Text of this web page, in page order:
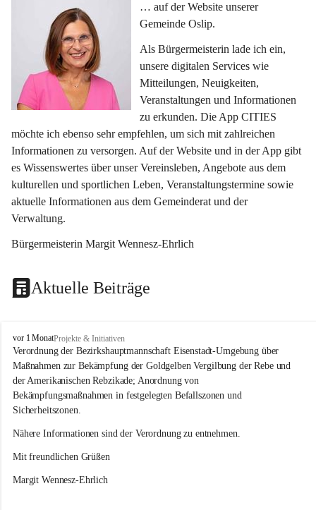
… auf der Website unserer
Gemeinde Oslip.
Als Bürgermeisterin lade ich ein,
unsere digitalen Services wie
Mitteilungen, Neuigkeiten,
Veranstaltungen und Informationen
zu erkunden. Die App CITIES
möchte ich ebenso sehr empfehlen, um sich mit zahlreichen
Informationen zu versorgen. Auf der Website und in der App gibt
es Wissenswertes über unser Vereinsleben, Angebote aus dem
kulturellen und sportlichen Leben, Veranstaltungstermine sowie
aktuelle Informationen aus dem Gemeinderat und der
Verwaltung.
Bürgermeisterin Margit Wennesz-Ehrlich
Aktuelle Beiträge
O
s
l
i
p
vor 1 MonatProjekte & Initiativen
Verordnung der Bezirkshauptmannschaft Eisenstadt-Umgebung über
Maßnahmen zur Bekämpfung der Goldgelben Vergilbung der Rebe und
der Amerikanischen Rebzikade; Anordnung von
Bekämpfungsmaßnahmen in festgelegten Befallszonen und
Sicherheitszonen.
Nähere Informationen sind der Verordnung zu entnehmen.
Mit freundlichen Grüßen
Margit Wennesz-Ehrlich